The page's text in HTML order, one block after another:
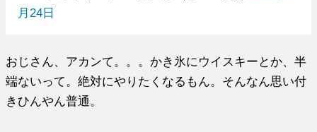
月24日
おじさん、アカンて。。。かき氷にウイスキーとか、半
端ないって。絶対にやりたくなるもん。そんなん思い付
きひんやん普通。